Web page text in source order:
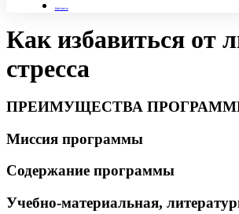
Контакты
Как избавиться от
стресса
ПРЕИМУЩЕСТВА
Миссия программы
Содержание программы
Учебно-материальная,